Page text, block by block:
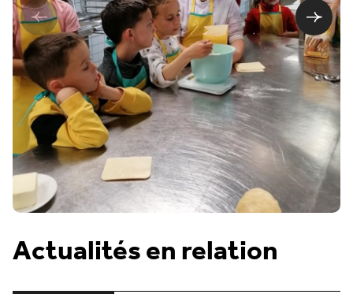
Actualités en relation